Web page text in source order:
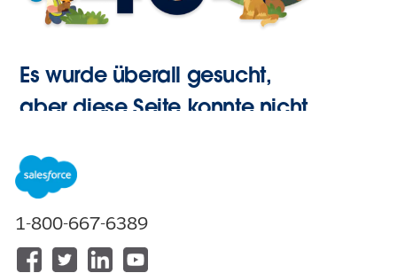
Es wurde überall gesucht,
aber diese Seite konnte nicht
1-800-667-6389